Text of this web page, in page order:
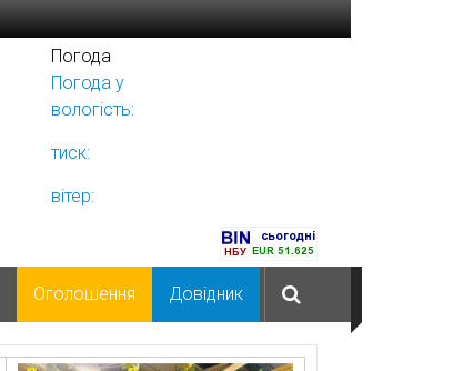
Погода
Погода у
вологість:
тиск:
вітер:
Оголошення Довідник